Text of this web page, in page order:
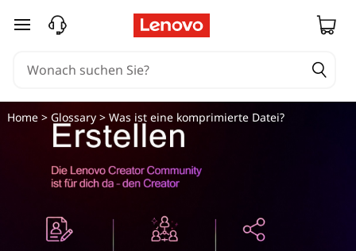
zum Hauptinhalt springen
Home> Glossary> Was ist eine komprimierte Datei?